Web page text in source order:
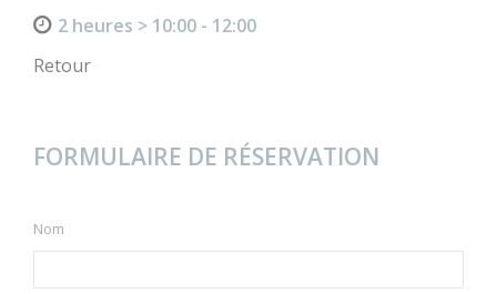
2 heures > 10:00 - 12:00
Retour
FORMULAIRE DE RÉSERVATION
Nom